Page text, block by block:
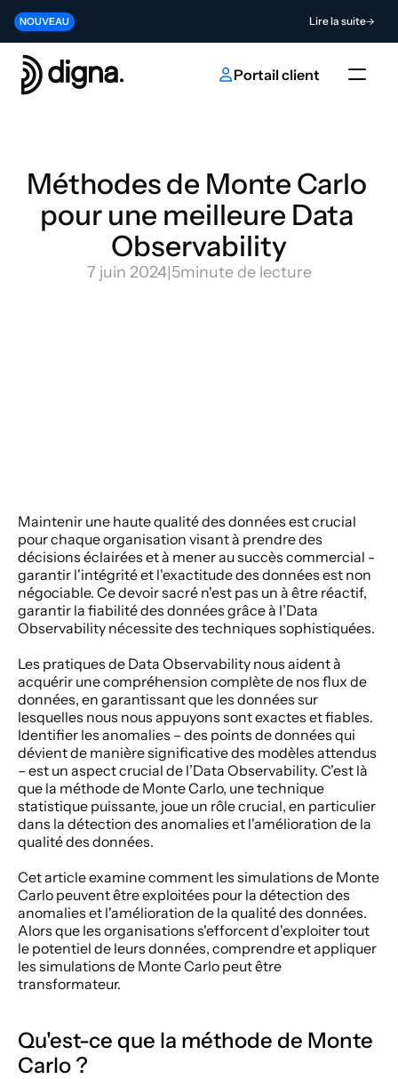
NOUVEAU Lire la suite
Version 2026.06 - Intégrer la Data Observability au cœur de votre
NOUVEAUContribuez à l'avenir de l'innovation en matière d'IA et de données
Portail client
Méthodes de Monte Carlo
pour une meilleure Data
Observability
7 juin 2024|5minute de lecture
Maintenir une haute qualité des données est crucial
pour chaque organisation visant à prendre des
décisions éclairées et à mener au succès commercial -
garantir l'intégrité et l'exactitude des données est non
négociable. Ce devoir sacré n'est pas un à être réactif,
garantir la fiabilité des données grâce à l’Data
Observability nécessite des techniques sophistiquées.
Les pratiques de Data Observability nous aident à
acquérir une compréhension complète de nos flux de
données, en garantissant que les données sur
lesquelles nous nous appuyons sont exactes et fiables.
Identifier les anomalies – des points de données qui
dévient de manière significative des modèles attendus
– est un aspect crucial de l’Data Observability. C'est là
que la méthode de Monte Carlo, une technique
statistique puissante, joue un rôle crucial, en particulier
dans la détection des anomalies et l'amélioration de la
qualité des données.
Cet article examine comment les simulations de Monte
Carlo peuvent être exploitées pour la détection des
anomalies et l'amélioration de la qualité des données.
Alors que les organisations s'efforcent d'exploiter tout
le potentiel de leurs données, comprendre et appliquer
les simulations de Monte Carlo peut être
transformateur.
Qu'est-ce que la méthode de Monte
Carlo ?